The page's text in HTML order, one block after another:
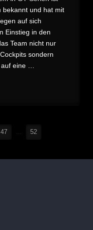
bekannt und hat mit
auf sich
Einstieg in den
Team nicht nur
sondern
eine …
47 52